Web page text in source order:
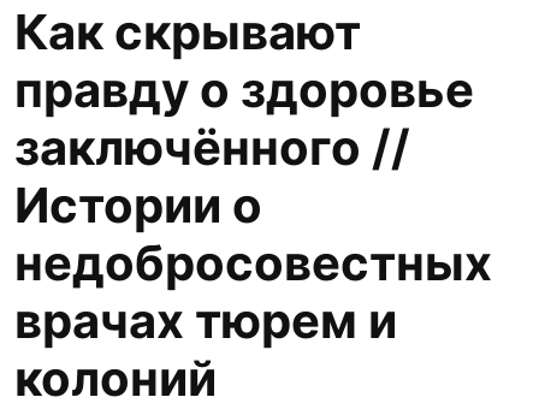
Как скрывают
правду о здоровье
заключённого //
Истории о
недобросовестных
врачах тюрем и
колоний